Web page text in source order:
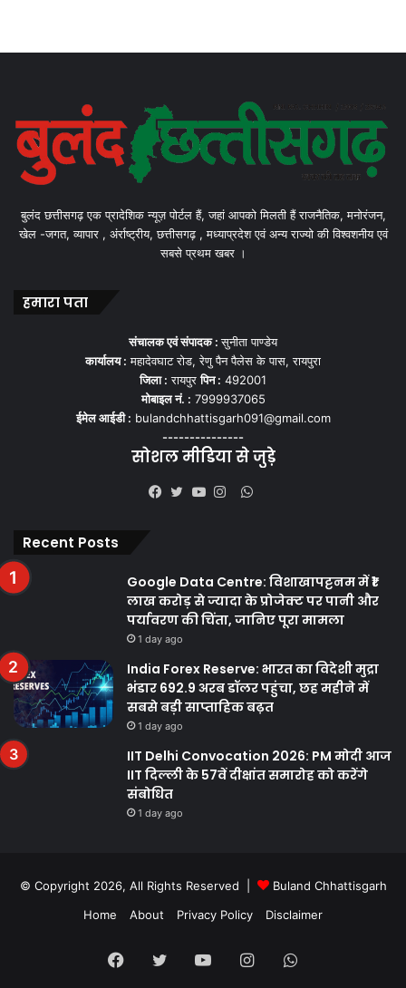
बुलंद छत्तीसगढ़ एक प्रादेशिक न्यूज़ पोर्टल हैं, जहां आपको मिलती हैं राजनैतिक, मनोरंजन,
खेल -जगत, व्यापार , अंर्राष्ट्रीय, छत्तीसगढ़ , मध्याप्रदेश एवं अन्य राज्यो की विश्वशनीय एवं
सबसे प्रथम खबर ।
हमारा पता
संचालक एवं संपादक :सुनीता पाण्डेय
कार्यालय : महादेवघाट रोड, रेणु पैन पैलेस के पास, रायपुरा
जिला : रायपुरपिन : 492001
मोबाइल नं. : 7999937065
ईमेल आईडी : bulandchhattisgarh091@gmail.com
---------------
सोशल मीडिया से जुड़े
WhatsApp
Recent Posts
Google Data Centre: विशाखापट्टनम में ₹1
लाख करोड़ से ज्यादा के प्रोजेक्ट पर पानी और
पर्यावरण की चिंता, जानिए पूरा मामला
1 day ago
India Forex Reserve: भारत का विदेशी मुद्रा
भंडार 692.9 अरब डॉलर पहुंचा, छह महीने में
सबसे बड़ी साप्ताहिक बढ़त
1 day ago
IIT Delhi Convocation 2026: PM मोदी आज
IIT दिल्ली के 57वें दीक्षांत समारोह को करेंगे
संबोधित
1 day ago
© Copyright 2026, All Rights Reserved |
Buland Chhattisgarh
Home
About Privacy Policy Disclaimer
Facebook
Twitter YouTubeInstagramWhatsApp